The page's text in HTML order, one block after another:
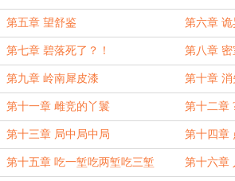
第五章 望舒鉴 第六章
第七章 碧落死了？！ 第八章 密
第九章 岭南犀皮漆 第十章
第十一章 雌竞的丫鬟 第十二章
第十三章 局中局中局 第十四章
第十五章 吃一堑吃两堑吃三堑 第十六章